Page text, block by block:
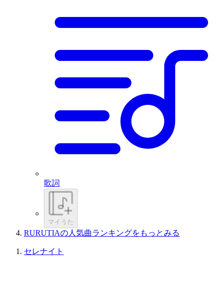
歌詞
マイうた
RURUTIAの人気曲ランキングをもっとみる
セレナイト